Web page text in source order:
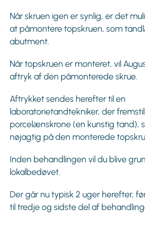
Når skruen igen er synlig, er det
at påmontere topskruen, som
abutment.
Når topskruen er monteret, vil
aftryk af den påmonterede skrue.
Aftrykket sendes herefter til en
laboratorietandtekniker, der
porcelænskrone (en kunstig tand),
nøjagtig på den monterede
Inden behandlingen vil du blive
lokalbedøvet.
Der går nu typisk 2 uger herefter,
til tredje og sidste del af